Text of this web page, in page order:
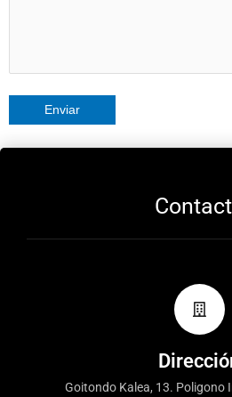
Goitondo Kalea, 13. Poligono